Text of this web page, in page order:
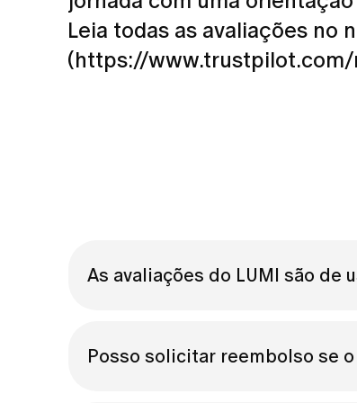
Leia todas as avaliações no
(https://
As avaliações do LUMI são de
guarda-roupa e descoberta do estilo
Posso solicitar reembolso se